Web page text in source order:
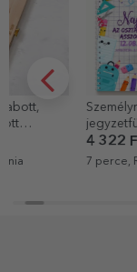
Személyre szabott
jegyzetfüzet
- Tanári napló
7 perce, Románia